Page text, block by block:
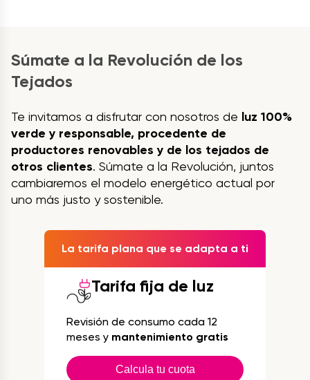
Súmate a la Revolución de los
Tejados
Te invitamos a disfrutar con nosotros de luz 100%
verde y responsable, procedente de
productores renovables y de los tejados de
otros clientes. Súmate a la Revolución, juntos
cambiaremos el modelo energético actual por
uno más justo y sostenible.
La tarifa plana que se adapta a ti
Tarifa fija de luz
Revisión de consumo cada 12
meses y mantenimiento gratis
Calcula tu cuota